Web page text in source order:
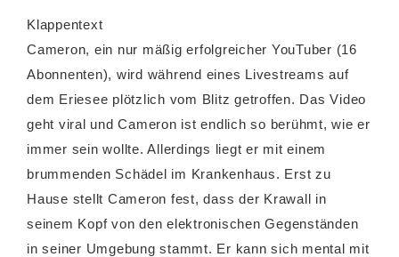
Klappentext
Cameron, ein nur mäßig erfolgreicher YouTuber (16
Abonnenten), wird während eines Livestreams auf
dem Eriesee plötzlich vom Blitz getroffen. Das Video
geht viral und Cameron ist endlich so berühmt, wie er
immer sein wollte. Allerdings liegt er mit einem
brummenden Schädel im Krankenhaus. Erst zu
Hause stellt Cameron fest, dass der Krawall in
seinem Kopf von den elektronischen Gegenständen
in seiner Umgebung stammt. Er kann sich mental mit